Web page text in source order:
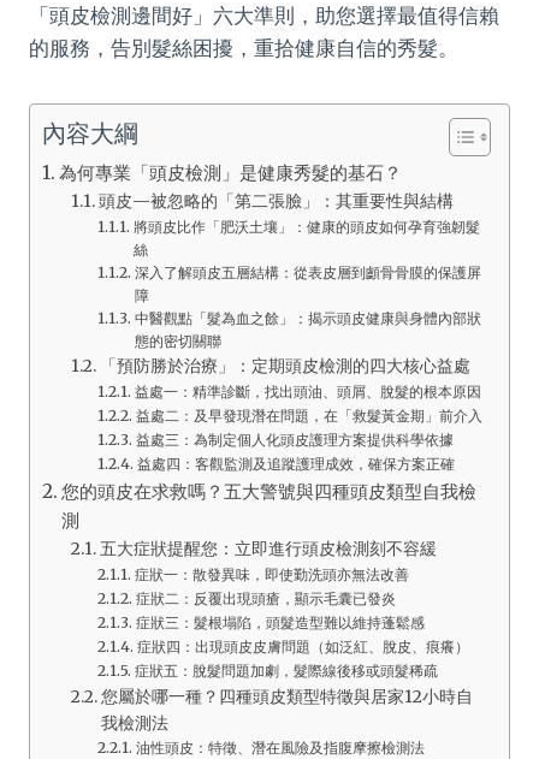
「頭皮檢測邊間好」六大準則，助您選擇最值得信賴
的服務，告別髮絲困擾，重拾健康自信的秀髮。
內容大綱
為何專業「頭皮檢測」是健康秀髮的基石？
頭皮—被忽略的「第二張臉」：其重要性與結構
將頭皮比作「肥沃土壤」：健康的頭皮如何孕育強韌髮
絲
深入了解頭皮五層結構：從表皮層到顱骨骨膜的保護屏
障
中醫觀點「髮為血之餘」：揭示頭皮健康與身體內部狀
態的密切關聯
「預防勝於治療」：定期頭皮檢測的四大核心益處
益處一：精準診斷，找出頭油、頭屑、脫髮的根本原因
益處二：及早發現潛在問題，在「救髮黃金期」前介入
益處三：為制定個人化頭皮護理方案提供科學依據
益處四：客觀監測及追蹤護理成效，確保方案正確
您的頭皮在求救嗎？五大警號與四種頭皮類型自我檢
測
五大症狀提醒您：立即進行頭皮檢測刻不容緩
症狀一：散發異味，即使勤洗頭亦無法改善
症狀二：反覆出現頭瘡，顯示毛囊已發炎
症狀三：髮根塌陷，頭髮造型難以維持蓬鬆感
症狀四：出現頭皮皮膚問題（如泛紅、脫皮、痕癢）
症狀五：脫髮問題加劇，髮際線後移或頭髮稀疏
您屬於哪一種？四種頭皮類型特徵與居家12小時自
我檢測法
油性頭皮：特徵、潛在風險及指腹摩擦檢測法